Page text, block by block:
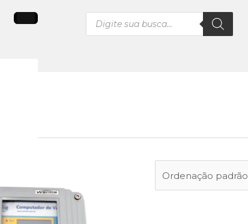
Pesquisar
produtos